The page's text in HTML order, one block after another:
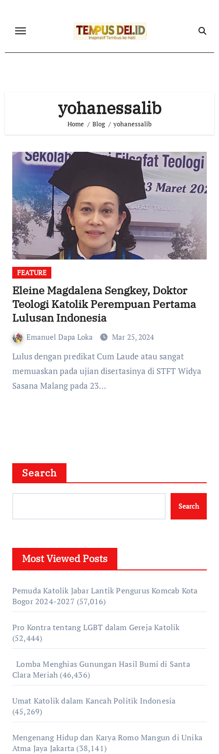
content
yohanessalib
Home Blog yohanessalib
FEATURE
Eleine Magdalena Sengkey, Doktor
Teologi Katolik Perempuan Pertama
Lulusan Indonesia
Emanuel Dapa Loka Mar 25, 2024
Lulus dengan predikat Cum Laude atau sangat
memuaskan pada ujian disertasinya di STFT Widya
Sasana Malang pada 23…
Search
Search
Most Viewed Posts
Pemuda Katolik Jabar Lantik Pengurus Komcab Kota
Bogor 2024-2027 (57,016)
Pro Kontra tentang LGBT dalam Gereja Katolik
(52,444)
Lomba Menghias Gunungan Hasil Bumi di Santa
Clara Meriah (46,436)
Umat Katolik dalam Kancah Politik Indonesia
(45,269)
Mengenang Hidup dan Karya Romo Mangun di Unika
Atma Jaya Jakarta (38,141)